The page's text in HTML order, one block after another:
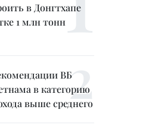
в Донгтхапе
1 млн тонн
ВБ
в категорию
выше среднего